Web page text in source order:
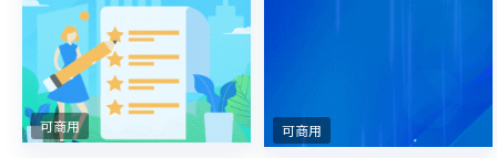
可商用 可商用